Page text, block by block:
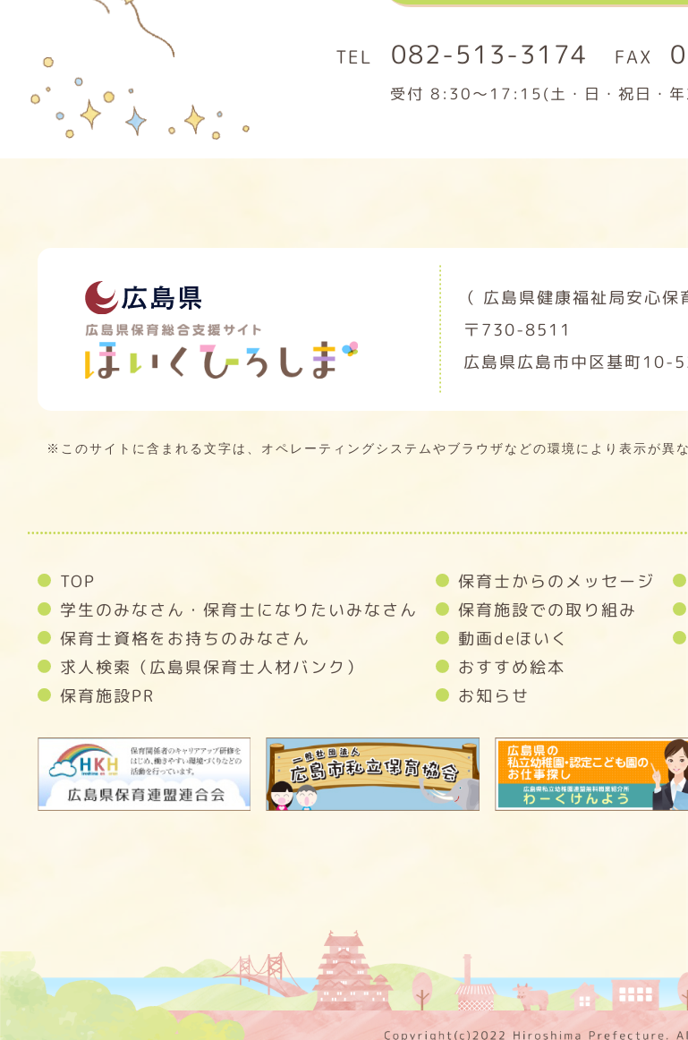
082-513-3174
受付 8:30～17:15(土・日・祝日・年
（ 広島県健康福祉局安心保
〒730-8511
広島県広島市中区基町10-
※このサイトに含まれる文字は、オペレーティングシステムやブラウザなどの環境により表示が異な
TOP
学生のみなさん・保育士になりたいみなさん
保育士資格をお持ちのみなさん
求人検索（広島県保育士人材バンク）
保育施設PR
保育士からのメッセージ
保育施設での取り組み
動画deほいく
おすすめ絵本
お知らせ